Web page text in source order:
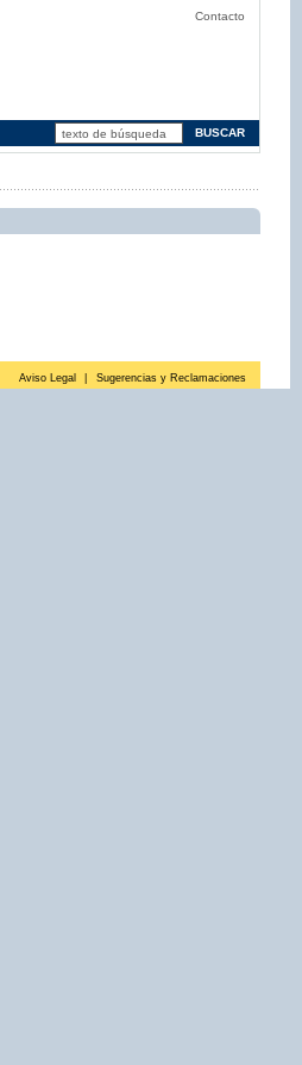
Contacto
Aviso Legal Sugerencias y Reclamaciones